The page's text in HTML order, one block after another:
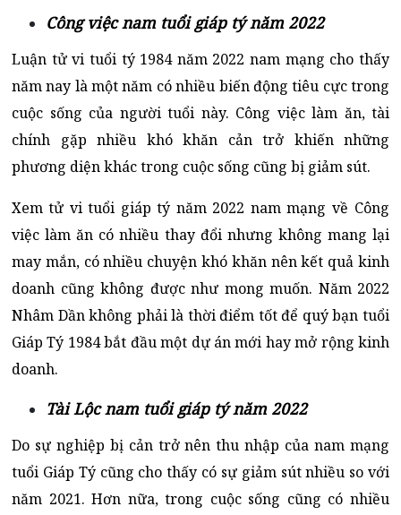
Công việc nam tuổi giáp tý năm 2022
Luận tử vi tuổi tý 1984 năm 2022 nam mạng cho thấy
năm nay là một năm có nhiều biến động tiêu cực trong
cuộc sống của người tuổi này. Công việc làm ăn, tài
chính gặp nhiều khó khăn cản trở khiến những
phương diện khác trong cuộc sống cũng bị giảm sút.
Xem tử vi tuổi giáp tý năm 2022 nam mạng về Công
việc làm ăn có nhiều thay đổi nhưng không mang lại
may mắn, có nhiều chuyện khó khăn nên kết quả kinh
doanh cũng không được như mong muốn. Năm 2022
Nhâm Dần không phải là thời điểm tốt để quý bạn tuổi
Giáp Tý 1984 bắt đầu một dự án mới hay mở rộng kinh
doanh.
Tài Lộc nam tuổi giáp tý năm 2022
Do sự nghiệp bị cản trở nên thu nhập của nam mạng
tuổi Giáp Tý cũng cho thấy có sự giảm sút nhiều so với
năm 2021. Hơn nữa, trong cuộc sống cũng có nhiều